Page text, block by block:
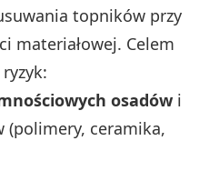
topników przy
materiałowej. Celem
osadów i
(polimery, ceramika,